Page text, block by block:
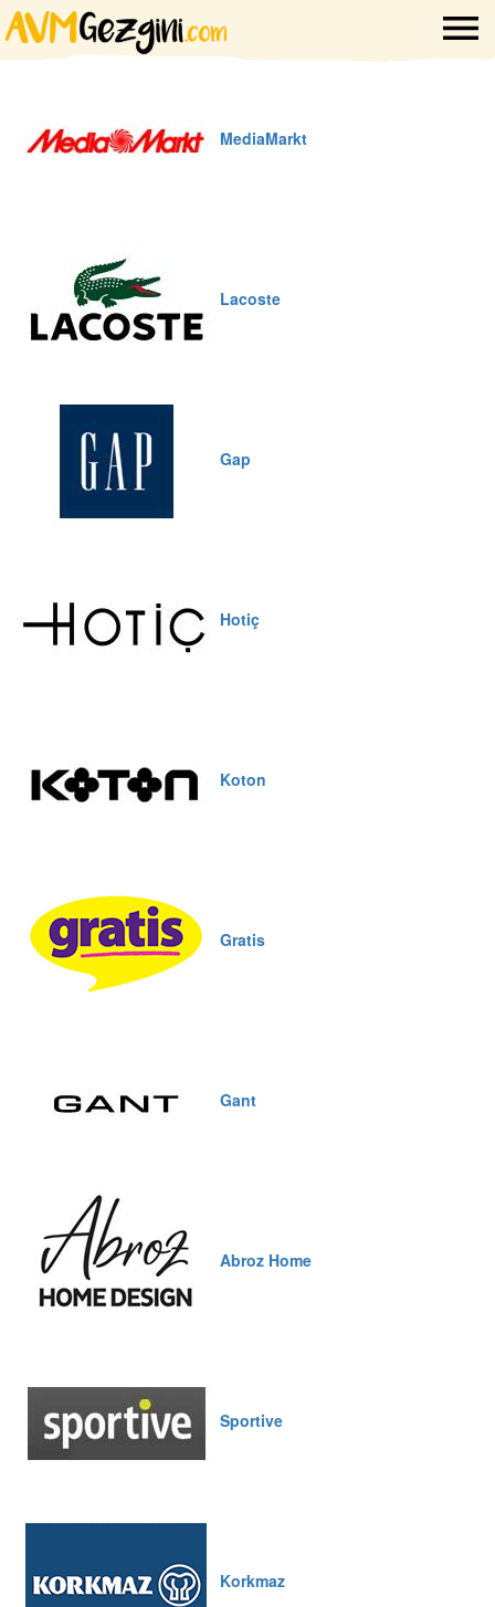
MediaMarkt
Lacoste
Gap
Hotiç
Koton
Gratis
Gant
Abroz Home
Sportive
Korkmaz